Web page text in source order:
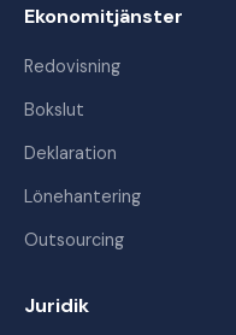
Ekonomitjänster
Redovisning
Bokslut
Deklaration
Lönehantering
Outsourcing
Juridik